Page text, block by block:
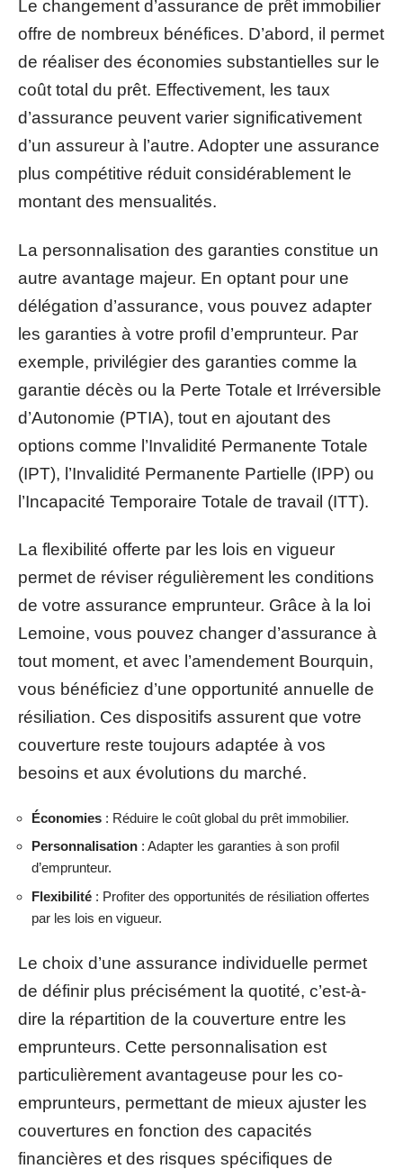
Le changement d’assurance de prêt immobilier
offre de nombreux bénéfices. D’abord, il permet
de réaliser des économies substantielles sur le
coût total du prêt. Effectivement, les taux
d’assurance peuvent varier significativement
d’un assureur à l’autre. Adopter une assurance
plus compétitive réduit considérablement le
montant des mensualités.
La personnalisation des garanties constitue un
autre avantage majeur. En optant pour une
délégation d’assurance, vous pouvez adapter
les garanties à votre profil d’emprunteur. Par
exemple, privilégier des garanties comme la
garantie décès ou la Perte Totale et Irréversible
d’Autonomie (PTIA), tout en ajoutant des
options comme l’Invalidité Permanente Totale
(IPT), l’Invalidité Permanente Partielle (IPP) ou
l’Incapacité Temporaire Totale de travail (ITT).
La flexibilité offerte par les lois en vigueur
permet de réviser régulièrement les conditions
de votre assurance emprunteur. Grâce à la loi
Lemoine, vous pouvez changer d’assurance à
tout moment, et avec l’amendement Bourquin,
vous bénéficiez d’une opportunité annuelle de
résiliation. Ces dispositifs assurent que votre
couverture reste toujours adaptée à vos
besoins et aux évolutions du marché.
Économies : Réduire le coût global du prêt immobilier.
Personnalisation : Adapter les garanties à son profil
d’emprunteur.
Flexibilité : Profiter des opportunités de résiliation offertes
par les lois en vigueur.
Le choix d’une assurance individuelle permet
de définir plus précisément la quotité, c’est-à-
dire la répartition de la couverture entre les
emprunteurs. Cette personnalisation est
particulièrement avantageuse pour les co-
emprunteurs, permettant de mieux ajuster les
couvertures en fonction des capacités
financières et des risques spécifiques de